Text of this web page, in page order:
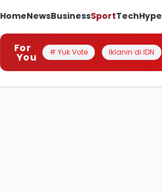
HomeNewsBusinessSportTechHype
For
You # Yuk Vote Iklanin di IDN